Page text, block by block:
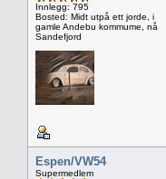
Innlegg: 795
Bosted: Midt utpå ett jorde, i
gamle Andebu kommume, nå
Sandefjord
Espen/VW54
Supermedlem